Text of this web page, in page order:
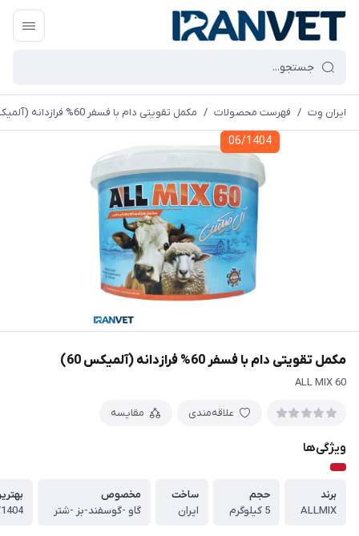
ایران وِت / فهرست محصولات / مکمل تقویتی دام با فسفر 60% فرازدانه (آلمیکس 60)
06/1404
مکمل تقویتی دام با فسفر 60% فرازدانه (آلمیکس 60)
ALL MIX 60
علاقه‌مندی مقایسه
ویژگی‌ها
برند
ALLMIX
حجم
5 کیلوگرم
ساخت
ایران
مخصوص
گاو -گوسفند-بز -شتر